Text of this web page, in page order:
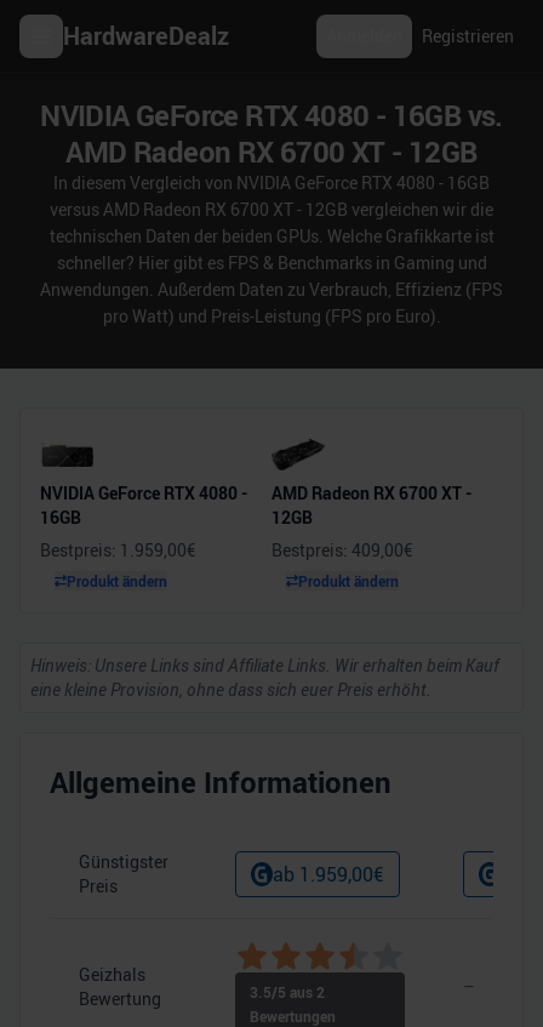
HardwareDealz Registrieren
NVIDIA GeForce RTX 4080 - 16GB vs.
AMD Radeon RX 6700 XT - 12GB
In diesem Vergleich von NVIDIA GeForce RTX 4080 - 16GB
versus AMD Radeon RX 6700 XT - 12GB vergleichen wir die
technischen Daten der beiden GPUs. Welche Grafikkarte ist
schneller? Hier gibt es FPS & Benchmarks in Gaming und
Anwendungen. Außerdem Daten zu Verbrauch, Effizienz (FPS
pro Watt) und Preis-Leistung (FPS pro Euro).
NVIDIA GeForce RTX 4080 -
16GB
Bestpreis: 1.959,00€
Produkt ändern
AMD Radeon RX 6700 XT -
12GB
Bestpreis: 409,00€
Produkt ändern
Hinweis: Unsere Links sind Affiliate Links. Wir erhalten beim Kauf
eine kleine Provision, ohne dass sich euer Preis erhöht.
Allgemeine Informationen
Günstigster
Preis
ab 1.959,00€
Geizhals
Bewertung
3.5/5 aus 2
Bewertungen
–